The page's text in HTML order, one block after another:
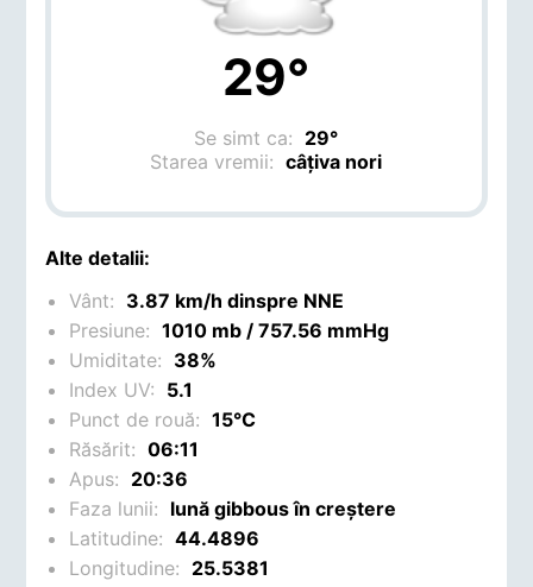
29°
Se simt ca: 29°
Starea vremii:câțiva nori
Alte detalii:
Vânt: 3.87 km/h dinspre NNE
Presiune:1010 mb / 757.56 mmHg
Umiditate: 38%
Index UV: 5.1
Punct de rouă:15°C
Răsărit:06:11
Apus: 20:36
Faza lunii: lună gibbous în creștere
Latitudine:44.4896
Longitudine: 25.5381